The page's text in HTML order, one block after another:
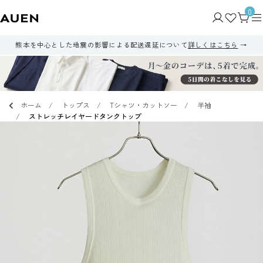
0
熊本を中心とした地震の影響による配送遅延について詳しくはこちら
ホーム トップス Tシャツ・カットソー
半袖
ストレッチレイヤードタンクトップ